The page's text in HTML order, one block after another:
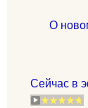
О
Сейчас в